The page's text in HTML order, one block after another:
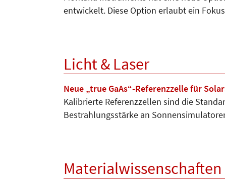
entwickelt. Diese Option erlaubt ein
Licht & Laser
Neue „true GaAs“-Referenzzelle für
Kalibrierte Referenzzellen sind die
Bestrahlungsstärke an
Materialwissenschaften